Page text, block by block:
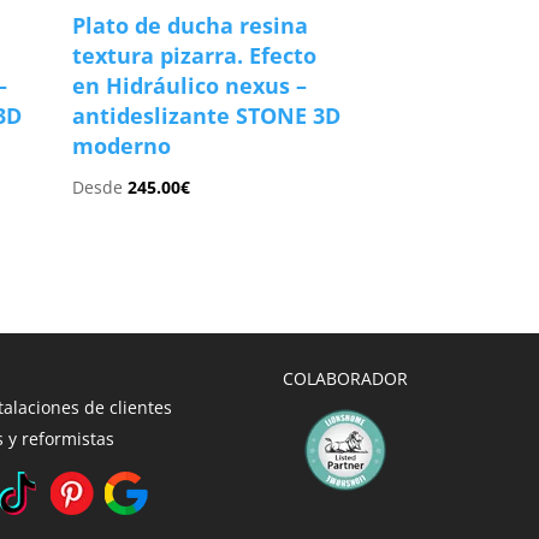
Plato de ducha resina
textura pizarra. Efecto
en Hidráulico nexus –
antideslizante STONE 3D
moderno
Desde245.00€
de clientes
y reformistas
COLABORADOR